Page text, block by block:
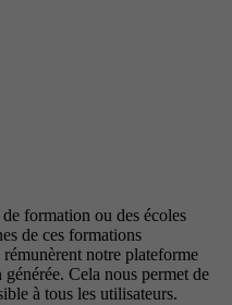
formation ou des écoles
de ces formations
notre plateforme
Cela nous permet de
à tous les utilisateurs.